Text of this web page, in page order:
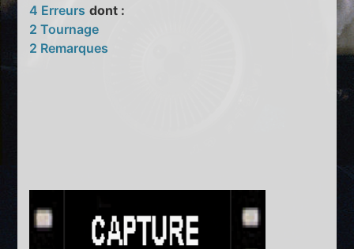
4 Erreurs dont :
2 Tournage
2 Remarques